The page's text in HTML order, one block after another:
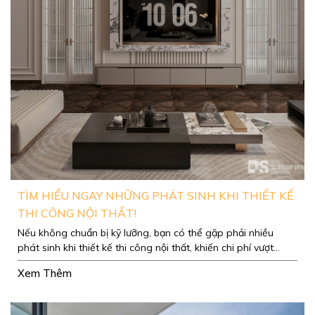
TÌM HIỂU NGAY NHỮNG PHÁT SINH KHI THIẾT KẾ
THI CÔNG NỘI THẤT!
Nếu không chuẩn bị kỹ lưỡng, bạn có thể gặp phải nhiều
phát sinh khi thiết kế thi công nội thất, khiến chi phí vượt
ngoài dự kiến.
Xem Thêm